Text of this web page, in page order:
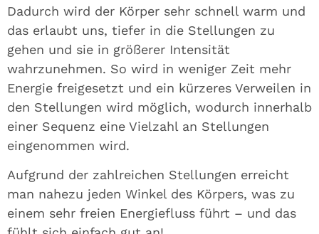
Dadurch wird der Körper sehr schnell warm und
das erlaubt uns, tiefer in die Stellungen zu
gehen und sie in größerer Intensität
wahrzunehmen. So wird in weniger Zeit mehr
Energie freigesetzt und ein kürzeres Verweilen in
den Stellungen wird möglich, wodurch innerhalb
einer Sequenz eine Vielzahl an Stellungen
eingenommen wird.
Aufgrund der zahlreichen Stellungen erreicht
man nahezu jeden Winkel des Körpers, was zu
einem sehr freien Energiefluss führt – und das